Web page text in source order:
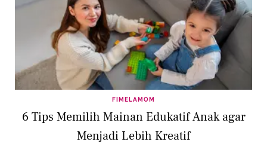
FIMELAMOM
6 Tips Memilih Mainan Edukatif Anak agar
Menjadi Lebih Kreatif